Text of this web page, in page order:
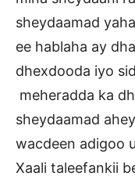
sheydaamad
ee hablaha ay
dhexdooda iyo
meheradda ka
sheydaamad
wacdeen adigoo
Xaali taleefankii